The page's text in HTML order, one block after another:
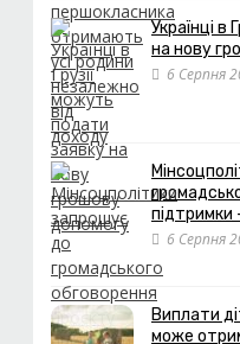
Українці в
на нову
6 Серпня
підтримки
6 Серпня
Виплати
може